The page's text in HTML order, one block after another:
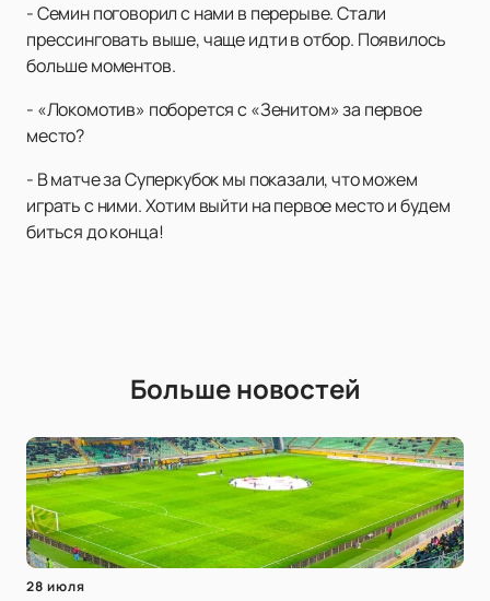
- Семин поговорил с нами в перерыве. Стали
прессинговать выше, чаще идти в отбор. Появилось
больше моментов.
- «Локомотив» поборется с «Зенитом» за первое
место?
- В матче за Суперкубок мы показали, что можем
играть с ними. Хотим выйти на первое место и будем
биться до конца!
Больше новостей
28 июля